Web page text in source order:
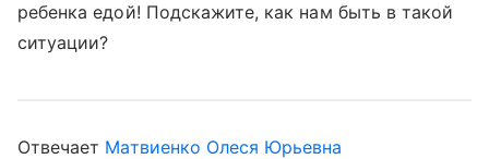
ребенка едой! Подскажите, как нам быть в такой
ситуации?
Отвечает Матвиенко Олеся Юрьевна